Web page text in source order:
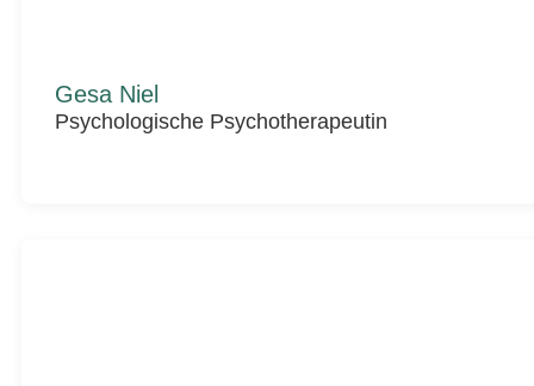
Gesa Niel
Psychologische Psychotherapeutin